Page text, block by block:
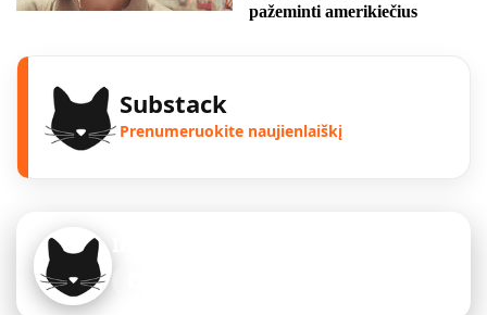
pažeminti amerikiečius
Substack
Prenumeruokite naujienlaiškį